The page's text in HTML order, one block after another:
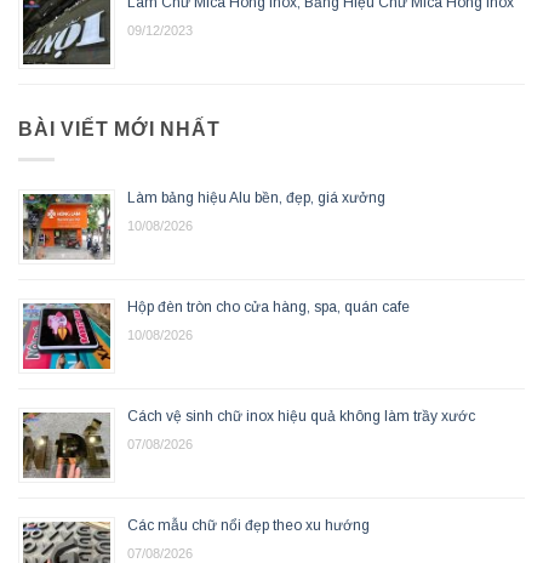
09/12/2023
BÀI VIẾT MỚI NHẤT
Làm bảng hiệu Alu bền, đẹp, giá xưởng
10/08/2026
Hộp đèn tròn cho cửa hàng, spa, quán cafe
10/08/2026
Cách vệ sinh chữ inox hiệu quả không làm trầy xước
07/08/2026
Các mẫu chữ nổi đẹp theo xu hướng
07/08/2026